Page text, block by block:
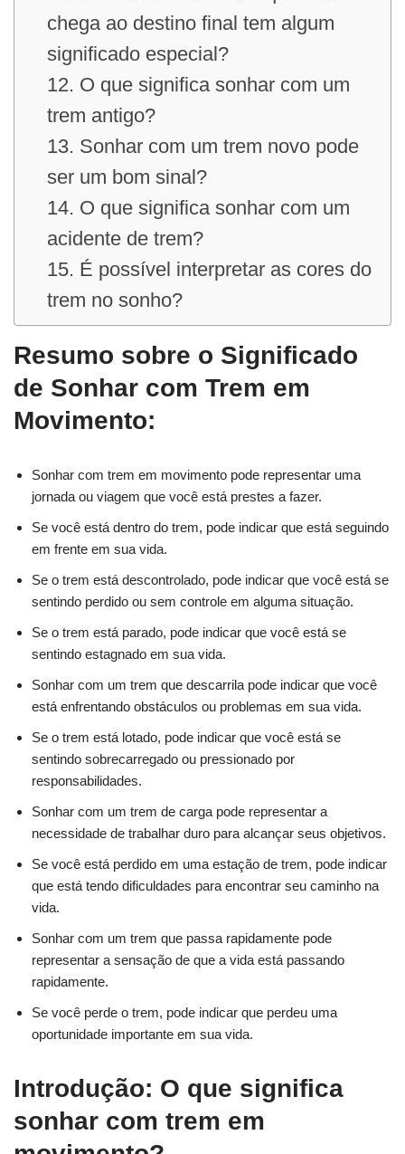
chega ao destino final tem algum
significado especial?
12. O que significa sonhar com um
trem antigo?
13. Sonhar com um trem novo pode
ser um bom sinal?
14. O que significa sonhar com um
acidente de trem?
15. É possível interpretar as cores do
trem no sonho?
Resumo sobre o Significado
de Sonhar com Trem em
Movimento:
Sonhar com trem em movimento pode representar uma
jornada ou viagem que você está prestes a fazer.
Se você está dentro do trem, pode indicar que está seguindo
em frente em sua vida.
Se o trem está descontrolado, pode indicar que você está se
sentindo perdido ou sem controle em alguma situação.
Se o trem está parado, pode indicar que você está se
sentindo estagnado em sua vida.
Sonhar com um trem que descarrila pode indicar que você
está enfrentando obstáculos ou problemas em sua vida.
Se o trem está lotado, pode indicar que você está se
sentindo sobrecarregado ou pressionado por
responsabilidades.
Sonhar com um trem de carga pode representar a
necessidade de trabalhar duro para alcançar seus objetivos.
Se você está perdido em uma estação de trem, pode indicar
que está tendo dificuldades para encontrar seu caminho na
vida.
Sonhar com um trem que passa rapidamente pode
representar a sensação de que a vida está passando
rapidamente.
Se você perde o trem, pode indicar que perdeu uma
oportunidade importante em sua vida.
Introdução: O que significa
sonhar com trem em